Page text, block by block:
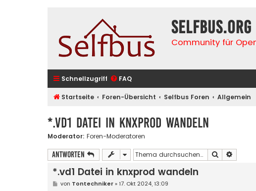
selfbus.org
Community für
Schnellzugriff FAQ
Startseite Foren-Übersicht Selfbus Foren Allgemein
*.vd1 Datei in knxprod wandeln
Moderator: Foren-Moderatoren
Antworten Suche
*.vd1 Datei in knxprod wandeln
Bvon Tontechniker» 17. Okt 2024, 13:09